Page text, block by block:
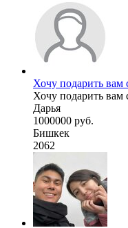
Хочу подарить вам
Хочу подарить вам
Дарья
1000000 руб.
Бишкек
2062